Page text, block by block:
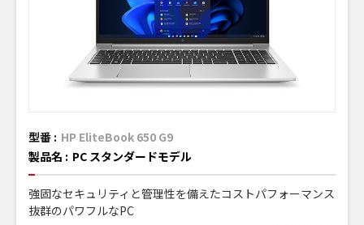
型番 : HP EliteBook 650 G9
製品名 : PC スタンダードモデル
強固なセキュリティと管理性を備えたコストパフォーマンス
抜群のパワフルなPC